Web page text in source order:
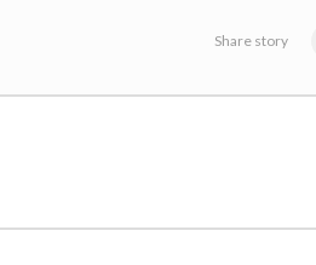
Share story